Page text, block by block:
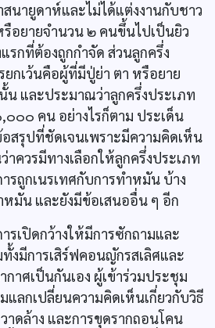
นายูดาห์และไม่ได้แต่งงานกับชาว
อยายจำนวน ๒ คนขึ้นไปเป็นยิว
รกที่ต้องถูกกำจัด ส่วนลูกครึ่ง
กเว้นคือผู้ที่มีปู่ย่า ตา หรือยาย
น และประมาณว่าลูกครึ่งประเภท
๐๐ คน อย่างไรก็ตาม ประเด็น
อสรุปที่ชัดเจนเพราะมีความคิดเห็น
ควรมีทางเลือกให้ลูกครึ่งประเภท
รถูกเนรเทศกับการทำหมัน บ้าง
มัน และยังมีข้อเสนออื่น ๆ อีก
รเปิดกว้างให้มีการซักถามและ
งมีการเสิร์ฟคอนญักรสเลิศและ
กาศเป็นกันเอง ผู้เข้าร่วมประชุม
ลกเปลี่ยนความคิดเห็นเกี่ยวกับวิธี
าดล้าง และการขุดรากถอนโคน